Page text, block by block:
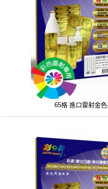
65格 進口雷射金